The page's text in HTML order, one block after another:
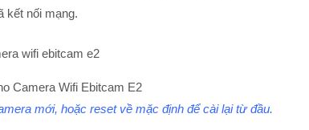
kết nối mạng.
Camera Wifi Ebitcam E2
mới, hoặc reset về mặc định để cài lại từ đầu.